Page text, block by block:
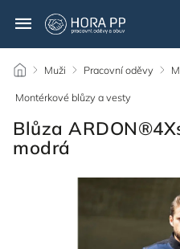
/ Muži / Pracovní oděvy /
Montérkové blůzy a vesty
Blůza
modrá